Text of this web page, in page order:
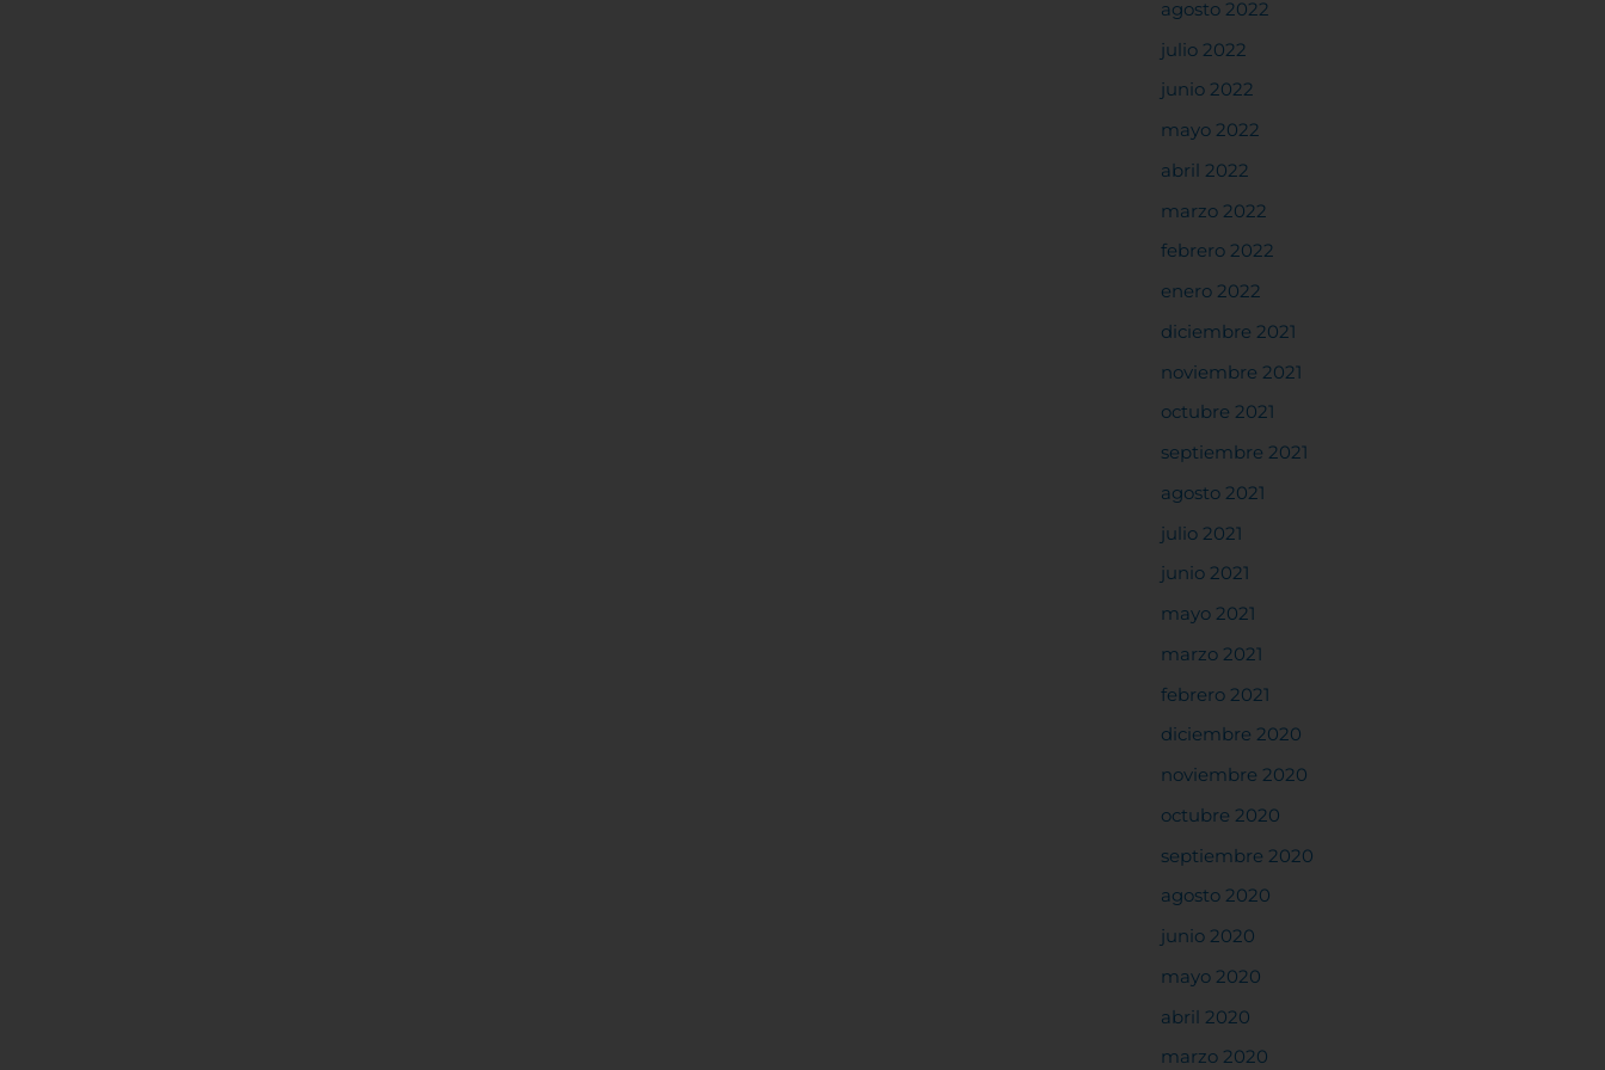
agosto 2022
julio 2022
junio 2022
mayo 2022
abril 2022
marzo 2022
febrero 2022
enero 2022
diciembre 2021
noviembre 2021
octubre 2021
septiembre 2021
agosto 2021
julio 2021
junio 2021
mayo 2021
marzo 2021
febrero 2021
diciembre 2020
noviembre 2020
octubre 2020
septiembre 2020
agosto 2020
junio 2020
mayo 2020
abril 2020
marzo 2020